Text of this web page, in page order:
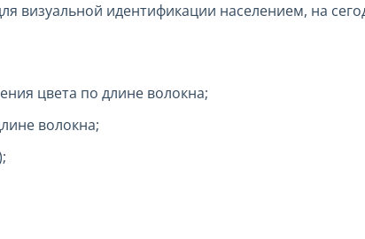
визуальной идентификации населением, на
цвета по длине волокна;
волокна;